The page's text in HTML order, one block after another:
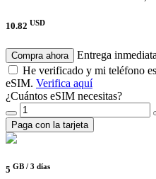
10.82 USD
Compra ahora
Entrega
He verificado y mi teléfono
eSIM. Verifica aquí
¿Cuántos eSIM necesitas?
Paga con la tarjeta
5 GB / 3 días